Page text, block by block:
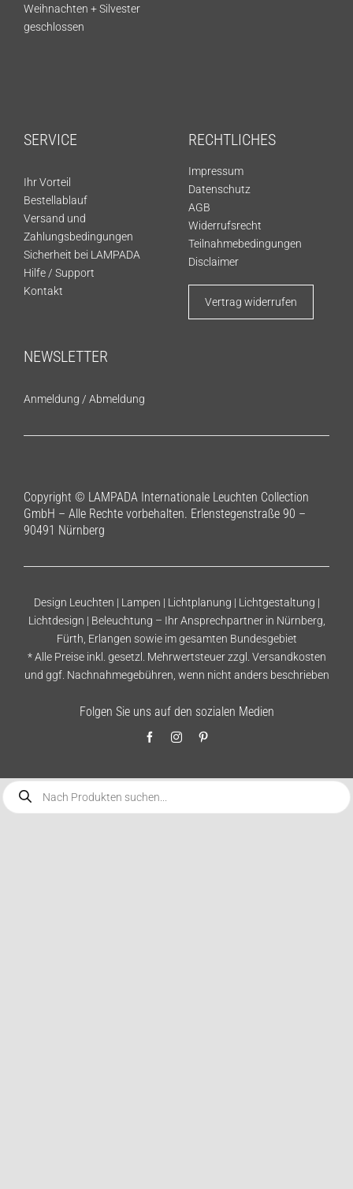
Weihnachten + Silvester
geschlossen
SERVICE
Ihr Vorteil
Bestellablauf
Versand und
Zahlungsbedingungen
Sicherheit bei LAMPADA
Hilfe / Support
Kontakt
RECHTLICHES
Impressum
Datenschutz
AGB
Widerrufsrecht
Teilnahmebedingungen
Disclaimer
Vertrag widerrufen
NEWSLETTER
Anmeldung / Abmeldung
Copyright © LAMPADA Internationale Leuchten Collection
GmbH – Alle Rechte vorbehalten. Erlenstegenstraße 90 –
90491 Nürnberg
Design Leuchten | Lampen | Lichtplanung | Lichtgestaltung |
Lichtdesign | Beleuchtung – Ihr Ansprechpartner in Nürnberg,
Fürth, Erlangen sowie im gesamten Bundesgebiet
* Alle Preise inkl. gesetzl. Mehrwertsteuer zzgl. Versandkosten
und ggf. Nachnahmegebühren, wenn nicht anders beschrieben
Folgen Sie uns auf den sozialen Medien
Products
search